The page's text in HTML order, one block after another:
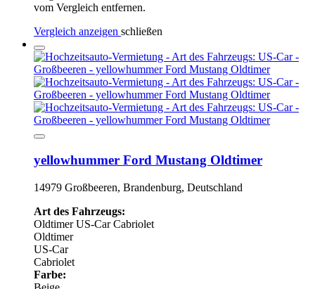
vom Vergleich entfernen.
Vergleich anzeigen schließen
yellowhummer Ford Mustang Oldtimer
14979 Großbeeren, Brandenburg, Deutschland
Art des Fahrzeugs:
OldtimerUS-CarCabriolet
Oldtimer
US-Car
Cabriolet
Farbe: